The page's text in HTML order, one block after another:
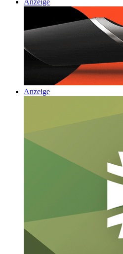
Anzeige
Anzeige